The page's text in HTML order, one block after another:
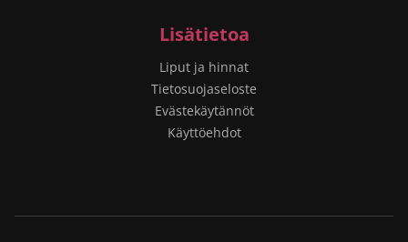
Lisätietoa
Liput ja hinnat
Tietosuojaseloste
Evästekäytännöt
Käyttöehdot